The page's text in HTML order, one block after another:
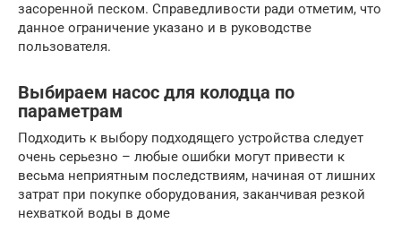
засоренной песком. Справедливости ради отметим, что
данное ограничение указано и в руководстве
пользователя.
Выбираем насос для колодца по
параметрам
Подходить к выбору подходящего устройства следует
очень серьезно – любые ошибки могут привести к
весьма неприятным последствиям, начиная от лишних
затрат при покупке оборудования, заканчивая резкой
нехваткой воды в доме